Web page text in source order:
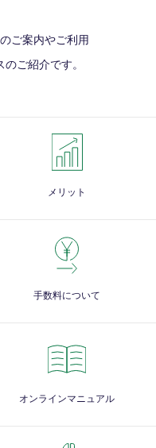
ご案内やご利用
ご紹介です。
メリット
手数料について
オンラインマニュアル